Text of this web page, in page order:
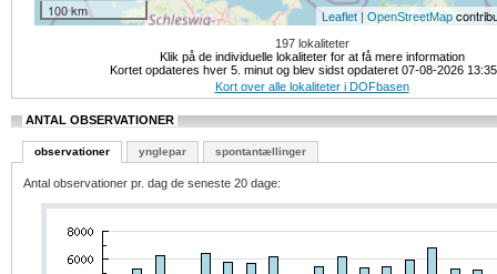
100 km Leaflet | OpenStreetMap
197 lokaliteter
Klik på de individuelle lokaliteter for at få mere information
Kortet opdateres hver 5. minut og blev sidst opdateret 07-08-2026
Kort over alle lokaliteter i DOFbasen
ANTAL OBSERVATIONER
observationer ynglepar spontantællinger
Antal observationer pr. dag de seneste 20 dage: